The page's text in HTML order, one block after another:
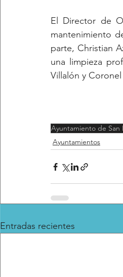
El Director de
mantenimiento
parte, Christian
una limpieza
Villalón y
Ayuntamiento de San
Ayuntamientos
Entradas recientes